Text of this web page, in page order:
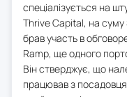
спеціалізується на
Thrive Capital, на суму
брав участь в
Ramp, ще одного
Він стверджує, що
працював з